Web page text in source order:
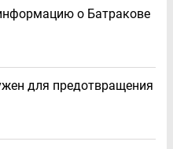
о Батракове
для предотвращения